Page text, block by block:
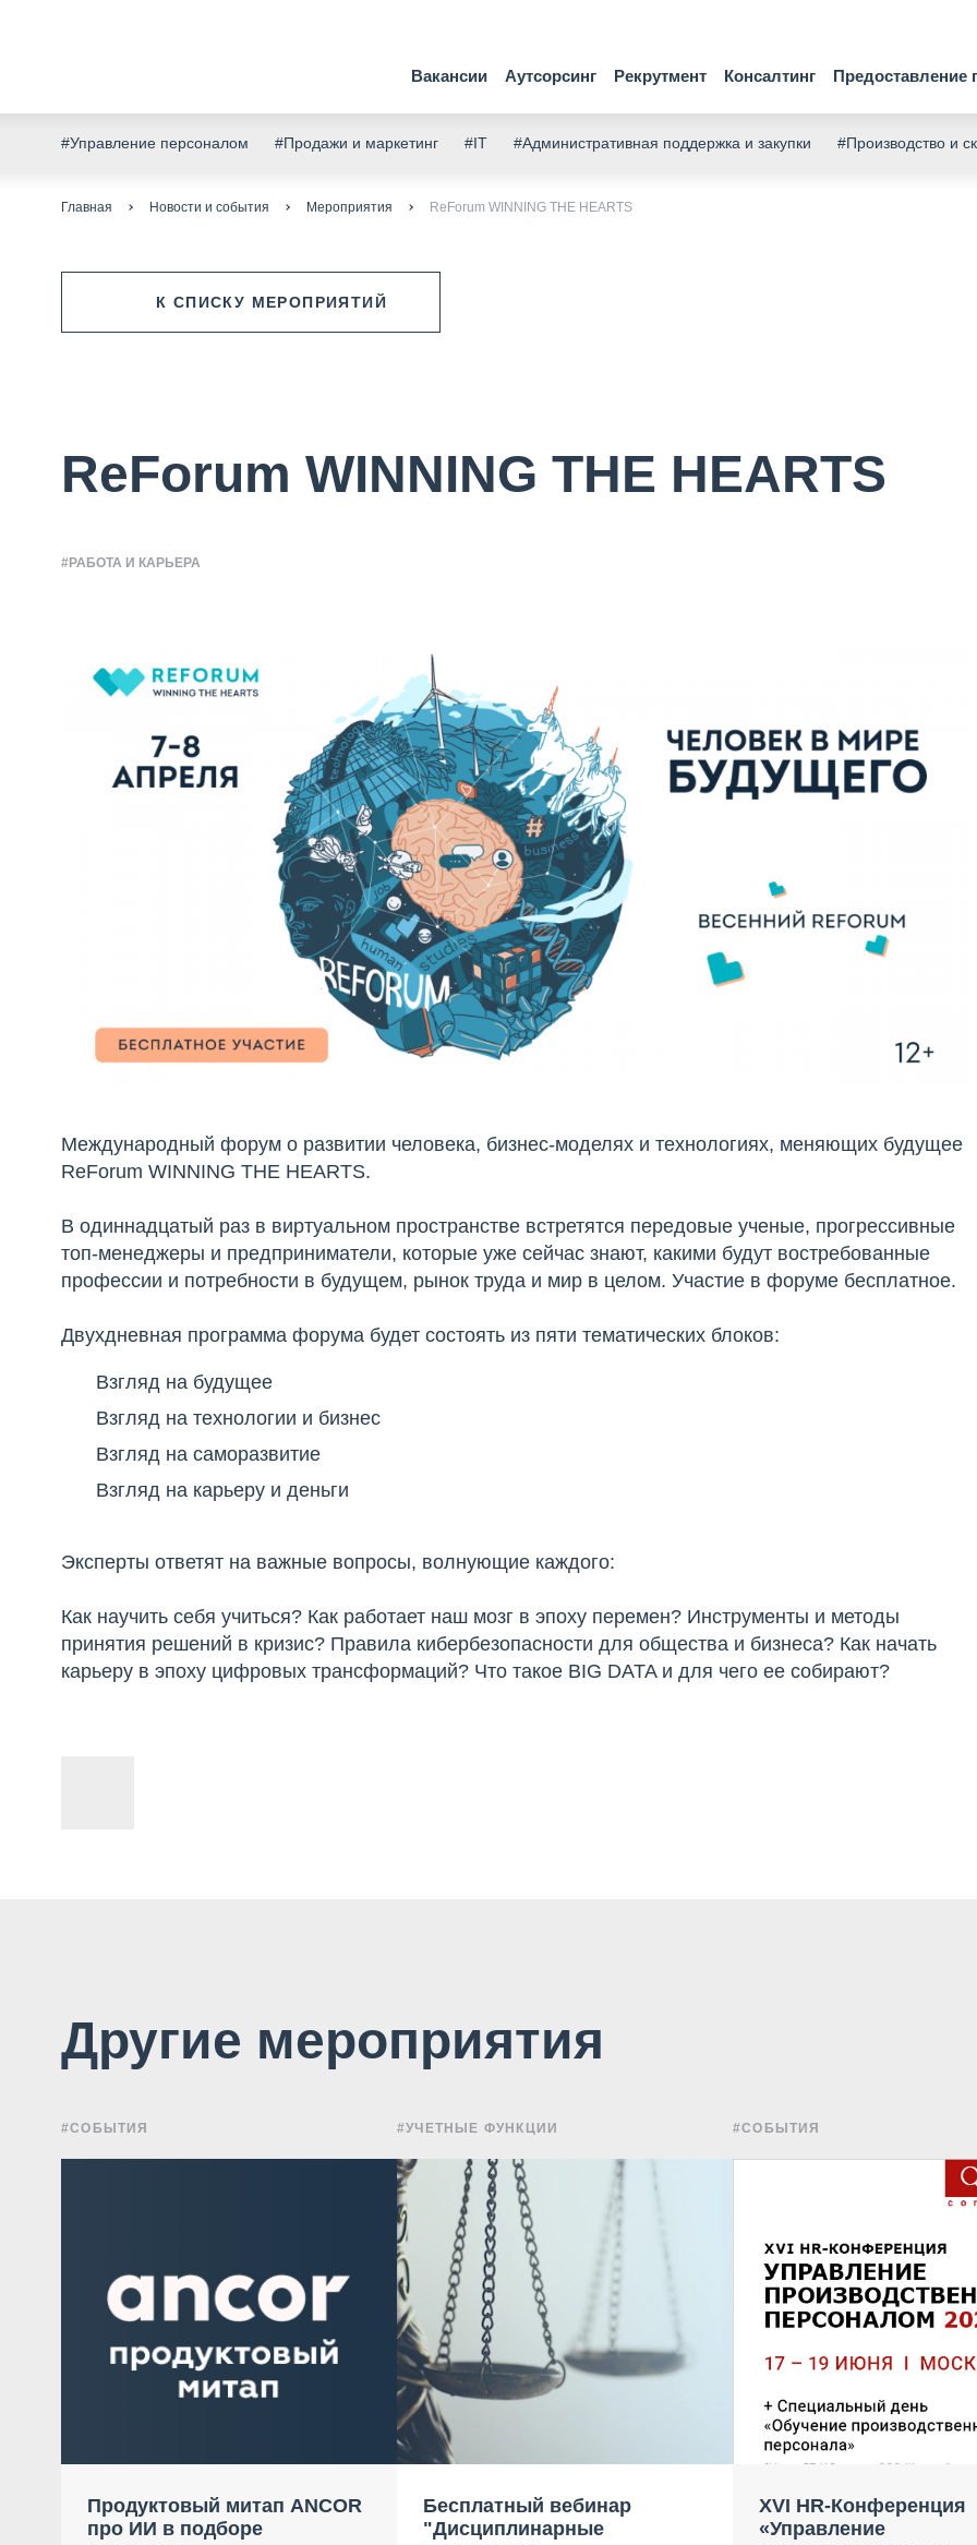
Вакансии Аутсорсинг Рекрутмент Консалтинг Предоставление
#Управление персоналом #Продажи и маркетинг #IT #Административная поддержка и закупки #Производство и
Главная Новости и события Мероприятия ReForum WINNING THE HEARTS
К СПИСКУ МЕРОПРИЯТИЙ
ReForum WINNING THE HEARTS
#РАБОТА И КАРЬЕРА
Международный форум о развитии человека, бизнес-моделях и технологиях, меняющих будущее
ReForum WINNING THE HEARTS.
В одиннадцатый раз в виртуальном пространстве встретятся передовые ученые, прогрессивные
топ-менеджеры и предприниматели, которые уже сейчас знают, какими будут востребованные
профессии и потребности в будущем, рынок труда и мир в целом. Участие в форуме бесплатное.
Двухдневная программа форума будет состоять из пяти тематических блоков:
Взгляд на будущее
Взгляд на технологии и бизнес
Взгляд на саморазвитие
Взгляд на карьеру и деньги
Эксперты ответят на важные вопросы, волнующие каждого:
Как научить себя учиться? Как работает наш мозг в эпоху перемен? Инструменты и методы
принятия решений в кризис? Правила кибербезопасности для общества и бизнеса? Как начать
карьеру в эпоху цифровых трансформаций? Что такое BIG DATA и для чего ее собирают?
Другие мероприятия
#СОБЫТИЯ
Продуктовый митап ANCOR
про ИИ в подборе
#УЧЕТНЫЕ ФУНКЦИИ
Бесплатный вебинар
"Дисциплинарные
#СОБЫТИЯ
XVI HR-Конференция
«Управление